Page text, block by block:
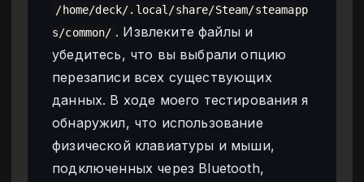
/home/deck/.local/share/Steam/steamapp
s/common/ . Извлеките файлы и
убедитесь, что вы выбрали опцию
перезаписи всех существующих
данных. В ходе моего тестирования я
обнаружил, что использование
физической клавиатуры и мыши,
подключенных через Bluetooth,